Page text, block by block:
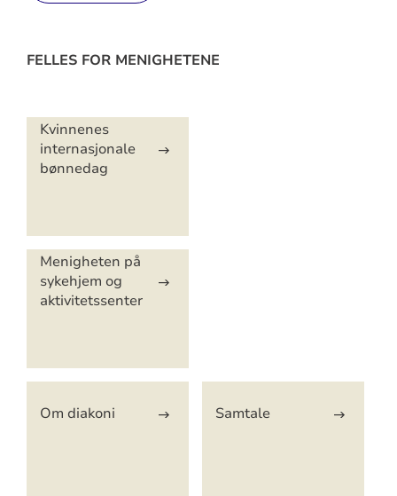
FELLES FOR MENIGHETENE
Artikkelsnarveger
Kvinnenes
internasjonale
bønnedag
Menigheten på
sykehjem og
aktivitetssenter
Om diakoni Samtale